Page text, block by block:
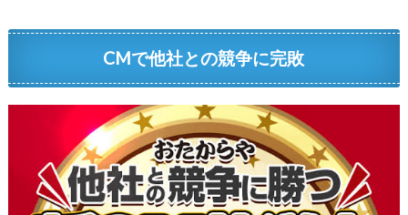
CMで他社との競争に完敗